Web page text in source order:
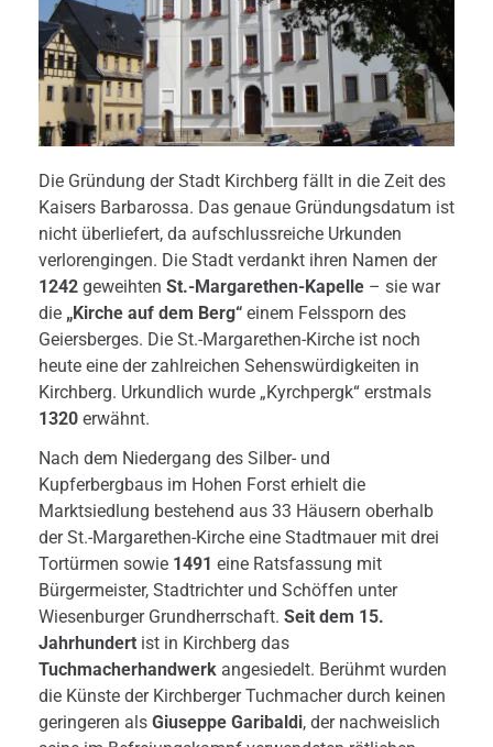
Die Gründung der Stadt Kirchberg fällt in die Zeit des
Kaisers Barbarossa. Das genaue Gründungsdatum ist
nicht überliefert, da aufschlussreiche Urkunden
verlorengingen. Die Stadt verdankt ihren Namen der
1242 geweihten St.-Margarethen-Kapelle – sie war
die „Kirche auf dem Berg“ einem Felssporn des
Geiersberges. Die St.-Margarethen-Kirche ist noch
heute eine der zahlreichen Sehenswürdigkeiten in
Kirchberg. Urkundlich wurde „Kyrchpergk“ erstmals
1320 erwähnt.
Nach dem Niedergang des Silber- und
Kupferbergbaus im Hohen Forst erhielt die
Marktsiedlung bestehend aus 33 Häusern oberhalb
der St.-Margarethen-Kirche eine Stadtmauer mit drei
Tortürmen sowie 1491 eine Ratsfassung mit
Bürgermeister, Stadtrichter und Schöffen unter
Wiesenburger Grundherrschaft. Seit dem 15.
Jahrhundert ist in Kirchberg das
Tuchmacherhandwerk angesiedelt. Berühmt wurden
die Künste der Kirchberger Tuchmacher durch keinen
geringeren als Giuseppe Garibaldi, der nachweislich